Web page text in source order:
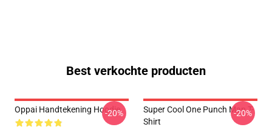
Best verkochte producten
Oppai Handtekening Hoodie
-20%
Super Cool One Punch Man T-
Shirt
-20%